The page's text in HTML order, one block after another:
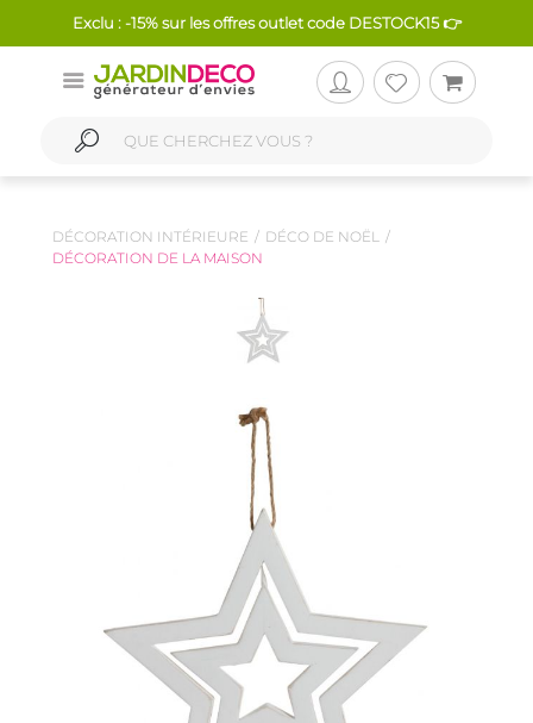
Exclu : -15% sur les offres outlet code DESTOCK15 👉
DÉCORATION INTÉRIEURE
DÉCO DE NOËL
DÉCORATION DE LA MAISON